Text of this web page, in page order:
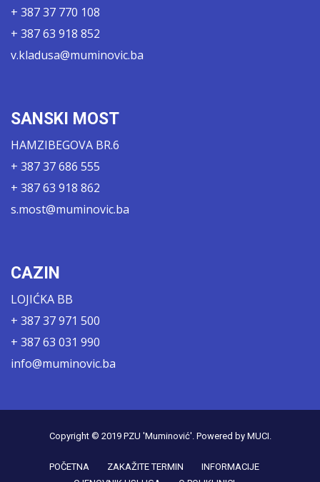
+ 387 37 770 108
+ 387 63 918 852
v.kladusa@muminovic.ba
SANSKI MOST
HAMZIBEGOVA BR.6
+ 387 37 686 555
+ 387 63 918 862
s.most@muminovic.ba
CAZIN
LOJIĆKA BB
+ 387 37 971 500
+ 387 63 031 990
info@muminovic.ba
Copyright © 2019 PZU 'Muminović'. Powered by MUCI.
POČETNA ZAKAŽITE TERMIN
INFORMACIJE